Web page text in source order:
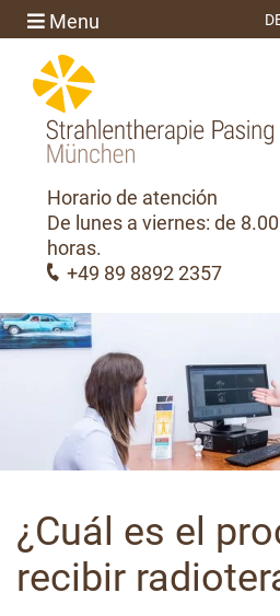
Menu
Horario de atención
De lunes a viernes: de
horas.
+49 89 8892 2357
¿Cuál es el
recibir